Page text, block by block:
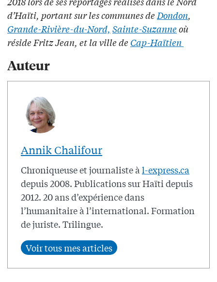
d’Haïti, portant sur les communes deDondon,
Grande-Rivière-du-Nord, Sainte-Suzanneoù
réside Fritz Jean, et la ville de Cap-Haïtien
Auteur
Annik Chalifour
Chroniqueuse et journaliste àl-express.ca
depuis 2008. Publications sur Haïti depuis
2012. 20 ans d’expérience dans
l’humanitaire à l’international. Formation
de juriste. Trilingue.